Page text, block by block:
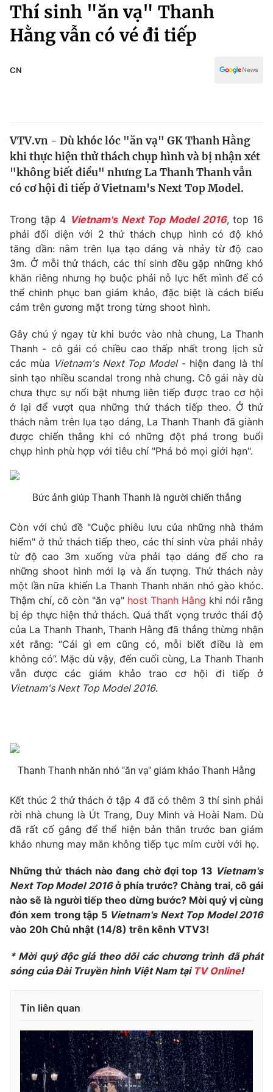
Chính trị
Xã hội
Pháp luật
Thế giới
Tin tức
Thế giới đó đây
Câu chuyện quốc tế
Kinh tế
Thị trường
Góc doanh nghiệp
Dữ liệu và đời sống
Truyền hình
Phim VTV
Hậu trường
Khán giả
Giải sao mai
Giải trí
Điện ảnh
Âm nhạc
Sao
Du lịch
Làm đẹp
Chất lượng cuộc sống
Giáo dục
Tuyển sinh
Học trực tuyến
Công nghệ
Hitech Công nghệ tương lai
Sản phẩm
Tư vấn
Giao lưu trực tuyến
Emagazine Podcast
Photo Infographic
Video Shorts video
VTV Money VTV Thể thao
VTV Sức khoẻ Bất động sản
VTV4
VTV9 VTV8
Liên hệ tòa soạn English
THỜI BÁO VTV
Theo dõi báo trên
Cơ quan chủ quản:Đài Truyền hình Việt Nam
Giấy phép hoạt động báo in và báo điện tử số 483/GP-BTTTT
Tổng Biên tập:Vũ Thanh Thủy
Phó Tổng Biên tập: Nguyễn Thị Mỹ Hạnh, Phạm Quốc Thắng,
Nguyễn Trọng Ninh
Tổng đài VTV: 024.38 355 931 - 024.38 355 932
Truyền hình
Văn hóa - Giải trí
Y tế
Thí sinh "ăn vạ" Thanh
Hằng vẫn có vé đi tiếp
CN
VTV.vn - Dù khóc lóc "ăn vạ" GK Thanh Hằng
khi thực hiện thử thách chụp hình và bị nhận xét
"không biết điều" nhưng La Thanh Thanh vẫn
có cơ hội đi tiếp ở Vietnam's Next Top Model.
Trong tập 4 Vietnam's Next Top Model 2016, top 16
phải đối diện với 2 thử thách chụp hình có độ khó
tăng dần: nằm trên lụa tạo dáng và nhảy từ độ cao
3m. Ở mỗi thử thách, các thí sinh đều gặp những khó
khăn riêng nhưng họ buộc phải nỗ lực hết mình để có
thể chinh phục ban giám khảo, đặc biệt là cách biểu
cảm trên gương mặt trong từng shoot hình.
Gây chú ý ngay từ khi bước vào nhà chung, La Thanh
Thanh - cô gái có chiều cao thấp nhất trong lịch sử
các mùa Vietnam's Next Top Model- hiện đang là thí
sinh tạo nhiều scandal trong nhà chung. Cô gái này dù
chưa thực sự nổi bật nhưng liên tiếp được trao cơ hội
ở lại để vượt qua những thử thách tiếp theo. Ở thử
thách nằm trên lụa tạo dáng, La Thanh Thanh đã giành
được chiến thắng khi có những đột phá trong buổi
chụp hình phù hợp với tiêu chí "Phá bỏ mọi giới hạn".
Bức ảnh giúp Thanh Thanh là người chiến thắng
Còn với chủ đề "Cuộc phiêu lưu của những nhà thám
hiểm" ở thử thách tiếp theo, các thí sinh vừa phải nhảy
từ độ cao 3m xuống vừa phải tạo dáng để cho ra
những shoot hình mới lạ và ấn tượng. Thử thách này
một lần nữa khiến La Thanh Thanh nhăn nhó gào khóc.
Thậm chí, cô còn "ăn vạ" host Thanh Hằng khi nói rằng
bị ép thực hiện thử thách. Quá thất vọng trước thái độ
của La Thanh Thanh, Thanh Hằng đã thẳng thừng nhận
xét rằng: “Cái gì em cũng có, mỗi biết điều là em
không có”. Mặc dù vậy, đến cuối cùng, La Thanh Thanh
vẫn được các giám khảo trao cơ hội đi tiếp ở
Vietnam's Next Top Model 2016.
Thanh Thanh nhăn nhó "ăn vạ" giám khảo Thanh Hằng
Kết thúc 2 thử thách ở tập 4 đã có thêm 3 thí sinh phải
rời nhà chung là Út Trang, Duy Minh và Hoài Nam. Dù
đã rất cố gắng để thể hiện bản thân trước ban giám
khảo nhưng may mắn không tiếp tục mỉm cười với họ.
Những thử thách nào đang chờ đợi top 13 Vietnam's
Next Top Model 2016ở phía trước? Chàng trai, cô gái
nào sẽ là người tiếp theo dừng bước? Mời quý vị cùng
đón xem trong tập 5 Vietnam's Next Top Model 2016
vào 20h Chủ nhật (14/8) trên kênh VTV3!
* Mời quý độc giả theo dõi các chương trình đã phát
sóng của Đài Truyền hình Việt Nam tại TV Online!
Tin liên quan